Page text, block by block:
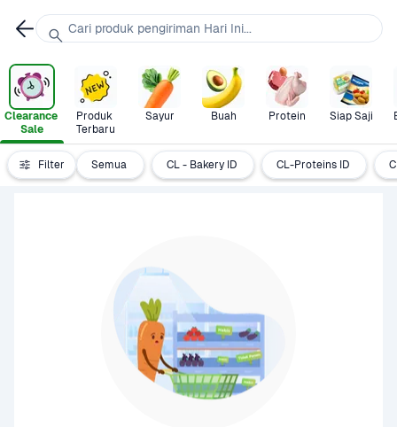
Clearance
Sale
Produk
Terbaru
Sayur Buah Protein Siap Saji
Filter Semua CL - Bakery ID CL-Proteins ID
Cari produk pengiriman Hari Ini...